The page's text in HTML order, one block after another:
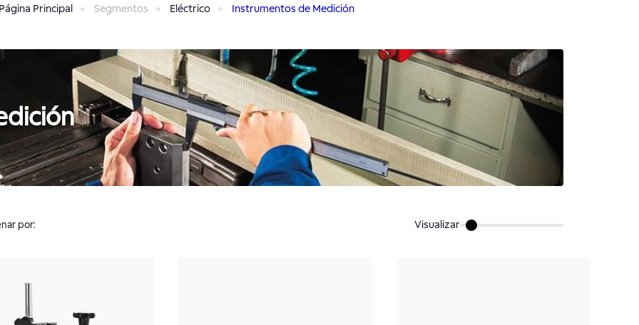
Principal Segmentos Eléctrico Instrumentos de Medición
por: Visualizar